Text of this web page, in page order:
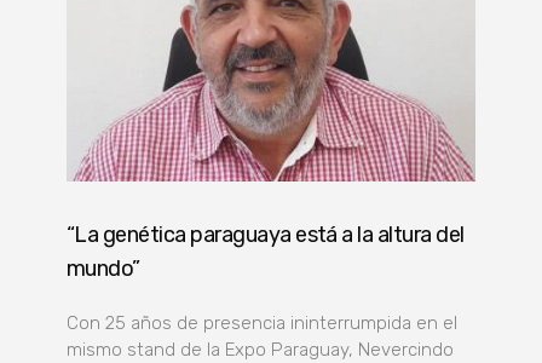
“La genética paraguaya está a la altura del
mundo”
Con 25 años de presencia ininterrumpida en el
mismo stand de la Expo Paraguay, Nevercindo